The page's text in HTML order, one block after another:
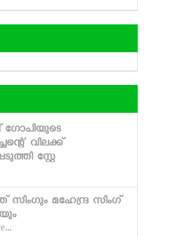
വിലക്ക്
സ്റ്റേ
മഹേന്ദ്ര സിംഗ്